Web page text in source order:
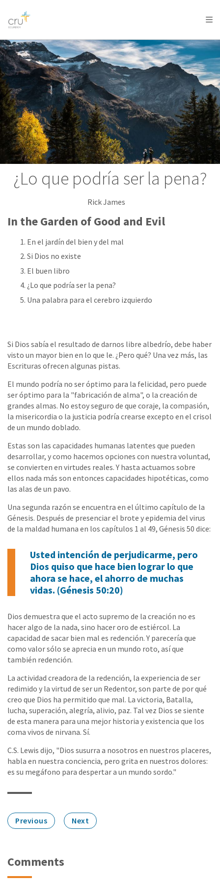
AFRICA
AMERICA / CARIBBEAN
OCEANIA
¿Lo que podría ser la pena?
Rick James
In the Garden of Good and Evil
En el jardín del bien y del mal
Si Dios no existe
El buen libro
¿Lo que podría ser la pena?
Una palabra para el cerebro izquierdo
Si Dios sabía el resultado de darnos libre albedrío, debe haber
visto un mayor bien en lo que le. ¿Pero qué? Una vez más, las
Escrituras ofrecen algunas pistas.
El mundo podría no ser óptimo para la felicidad, pero puede
ser óptimo para la "fabricación de alma", o la creación de
grandes almas. No estoy seguro de que coraje, la compasión,
la misericordia o la justicia podría crearse excepto en el crisol
de un mundo doblado.
Estas son las capacidades humanas latentes que pueden
desarrollar, y como hacemos opciones con nuestra voluntad,
se convierten en virtudes reales. Y hasta actuamos sobre
ellos nada más son entonces capacidades hipotéticas, como
las alas de un pavo.
Una segunda razón se encuentra en el último capítulo de la
Génesis. Después de presenciar el brote y epidemia del virus
de la maldad humana en los capítulos 1 al 49, Génesis 50 dice:
Usted intención de perjudicarme, pero
Dios quiso que hace bien lograr lo que
ahora se hace, el ahorro de muchas
vidas. (Génesis 50:20)
Dios demuestra que el acto supremo de la creación no es
hacer algo de la nada, sino hacer oro de estiércol. La
capacidad de sacar bien mal es redención. Y parecería que
como valor sólo se aprecia en un mundo roto, así que
también redención.
La actividad creadora de la redención, la experiencia de ser
redimido y la virtud de ser un Redentor, son parte de por qué
creo que Dios ha permitido que mal. La victoria, Batalla,
lucha, superación, alegría, alivio, paz. Tal vez Dios se siente
de esta manera para una mejor historia y existencia que los
coma vivos de nirvana. Sí.
C.S. Lewis dijo, "Dios susurra a nosotros en nuestros placeres,
habla en nuestra conciencia, pero grita en nuestros dolores:
es su megáfono para despertar a un mundo sordo."
Previous Next
Comments